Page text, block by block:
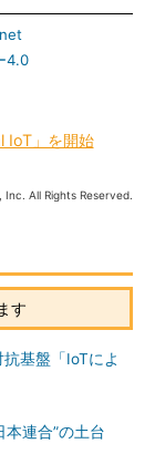
4.0
IoT」を開始
All Rights Reserved.
す
基盤「IoTによ
本連合”の土台